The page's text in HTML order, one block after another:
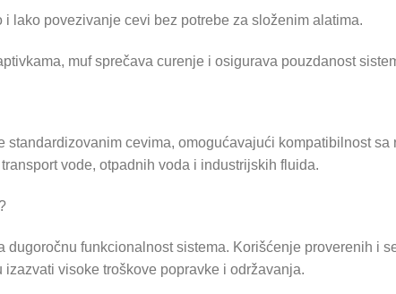
lako povezivanje cevi bez potrebe za složenim alatima.
muf sprečava curenje i osigurava pouzdanost
cevima, omogućavajući kompatibilnost
vode, otpadnih voda i industrijskih fluida.
funkcionalnost sistema. Korišćenje proverenih i
visoke troškove popravke i održavanja.